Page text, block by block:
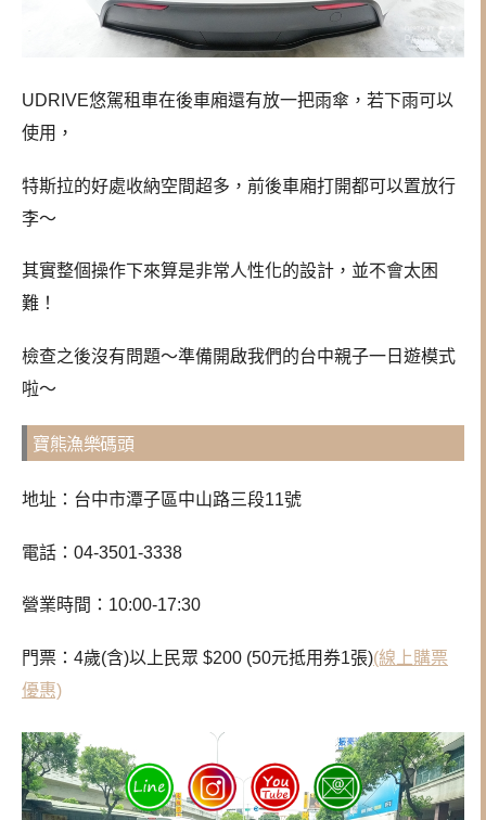
UDRIVE悠駕租車在後車廂還有放一把雨傘，若下雨可以
使用，
特斯拉的好處收納空間超多，前後車廂打開都可以置放行
李～
其實整個操作下來算是非常人性化的設計，並不會太困
難！
檢查之後沒有問題～準備開啟我們的台中親子一日遊模式
啦～
寶熊漁樂碼頭
地址：台中市潭子區中山路三段11號
電話： 04-3501-3338
營業時間：10:00-17:30
門票：4歲(含)以上民眾 $200 (50元抵用券1張)(線上購票
優惠)